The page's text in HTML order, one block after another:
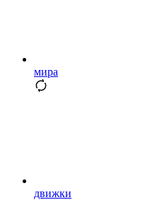
мира
движки